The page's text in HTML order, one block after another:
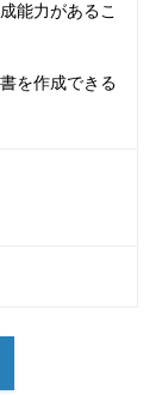
能力があるこ
を作成できる